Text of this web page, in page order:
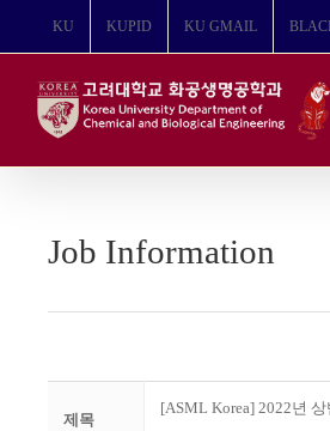
뛰
KU KUPID KU GMAIL
Job Information
제목
[ASML Korea] 2022년